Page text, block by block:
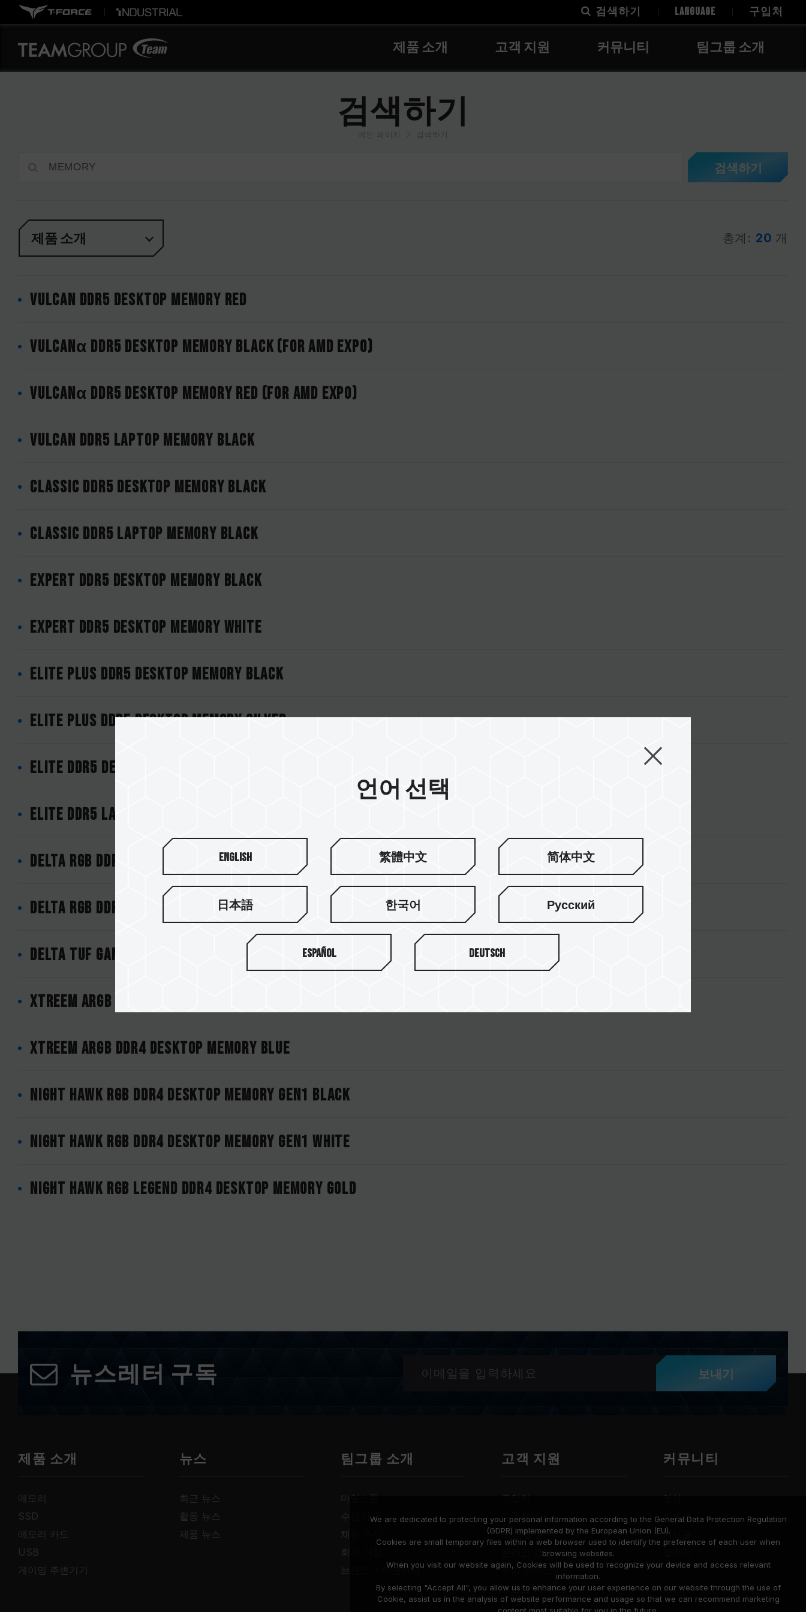
검색하기 LANGUAGE 구입처
제품 소개 고객 지원 커뮤니티 팀그룹 소개
검색하기
검색하기
제품 소개 총계: 20 개
VULCAN DDR5 DESKTOP MEMORY RED
VULCANα DDR5 DESKTOP MEMORY BLACK (FOR AMD EXPO)
VULCANα DDR5 DESKTOP MEMORY RED (FOR AMD EXPO)
VULCAN DDR5 LAPTOP MEMORY BLACK
CLASSIC DDR5 DESKTOP MEMORY BLACK
CLASSIC DDR5 LAPTOP MEMORY BLACK
EXPERT DDR5 DESKTOP MEMORY BLACK
EXPERT DDR5 DESKTOP MEMORY WHITE
ELITE PLUS DDR5 DESKTOP MEMORY BLACK
ELITE PLUS DDR5 DESKTOP MEMORY SILVER
ELITE DDR5 DESKTOP MEMORY
ELITE DDR5 LAPTOP MEMORY
DELTA RGB DDR4 DESKTOP MEMORY BLACK
DELTA RGB DDR4 DESKTOP MEMORY WHITE
DELTA TUF Gaming Alliance RGB DDR4 DESKTOP MEMORY
XTREEM ARGB DDR4 DESKTOP MEMORY WHITE
XTREEM ARGB DDR4 DESKTOP MEMORY BLUE
NIGHT HAWK RGB DDR4 DESKTOP MEMORY Gen1 BLACK
NIGHT HAWK RGB DDR4 DESKTOP MEMORY Gen1 WHITE
NIGHT HAWK RGB Legend DDR4 DESKTOP MEMORY GOLD
뉴스레터 구독 보내기
제품 소개
메모리
SSD
메모리 카드
USB
게이밍 주변기기
뉴스
최근 뉴스
활동 뉴스
제품 뉴스
팀그룹 소개
마일스톤
수상 내역
채용 소식
회사 거점
브랜드 아이덴티티
고객 지원
구입처
다운로드
보증 설명
온라인 상담
수리 서비스
호환성 조회
커뮤니티
영상
이벤트
게시글
언어 선택
English 繁體中文 简体中文
日本語 한국어 Русский
Español Deutsch
We are dedicated to protecting your personal information according to the General Data Protection Regulation
(GDPR) implemented by the European Union (EU).
Cookies are small temporary files within a web browser used to identify the preference of each user when
browsing websites.
When you visit our website again, Cookies will be used to recognize your device and access relevant
information.
By selecting "Accept All", you allow us to enhance your user experience on our website through the use of
Cookie, assist us in the analysis of website performance and usage so that we can recommend marketing